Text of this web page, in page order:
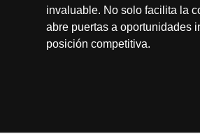
invaluable. No solo facilita la
abre puertas a oportunidades
posición competitiva.